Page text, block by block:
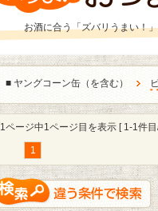
お酒に合う「ズバリうまい！
■ ヤングコーン缶（を含む）
1ページ中1ページ目を表示 [ 1-1件
1